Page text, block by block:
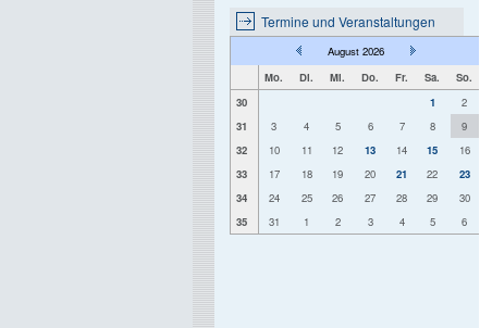
Termine und Veranstaltungen
August 2026
Mo.
Di. Mi. Do. Fr. Sa.
So.
30
1
2
31
3 4 5 6 7 8
9
32
10 11 12 13 14 15
16
33
17 18 19 20 21 22
23
34
24 25 26 27 28 29
30
35
31 1 2 3 4 5 6